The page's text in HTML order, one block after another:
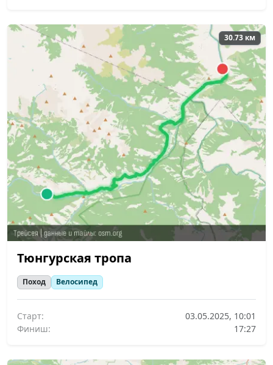
30.73 км
Тюнгурская тропа
Поход Велосипед
Старт:
03.05.2025, 10:01
Финиш:
17:27